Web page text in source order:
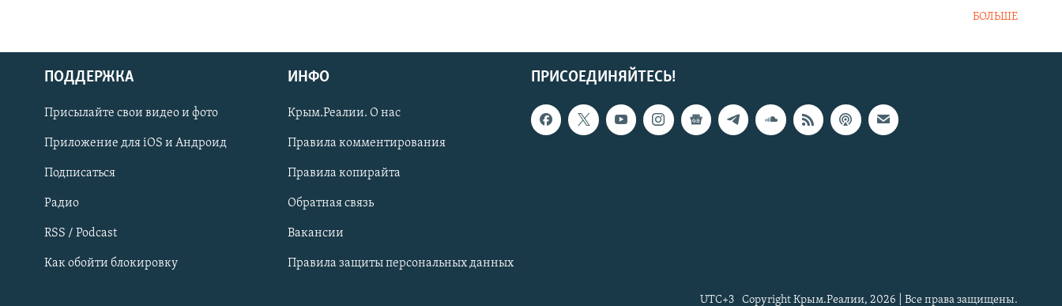
Українською
Qırımtatar
ПРИСОЕДИНЯЙТЕСЬ!
БОЛЬШЕ
ПРИСОЕДИНЯЙТЕСЬ!
ПОДДЕРЖКА
Присылайте свои видео и фото
Приложение для iOS и Андроид
Подписаться
Радио
RSS / Podcast
Как обойти блокировку
ИНФО
Крым.Реалии. О нас
Правила комментирования
Правила копирайта
Обратная связь
Вакансии
Правила защиты персональных данных
Copyright Крым.Реалии, 2026 | Все права защищены.
UTC+3